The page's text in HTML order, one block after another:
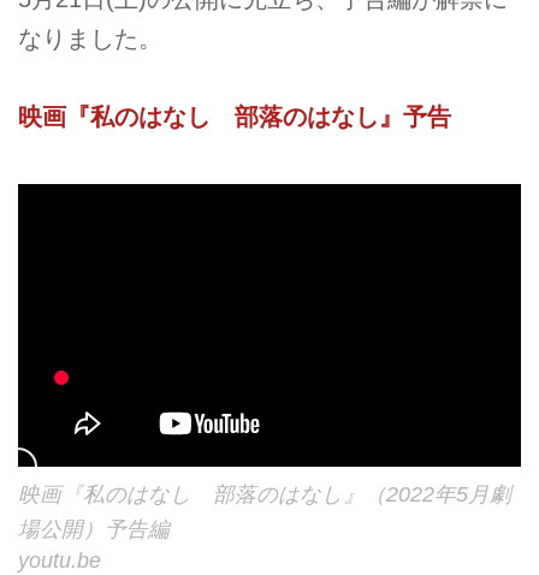
なりました。
映画『私のはなし 部落のはなし』予告
映画『私のはなし 部落のはなし』（2022年5月劇
場公開）予告編
youtu.be